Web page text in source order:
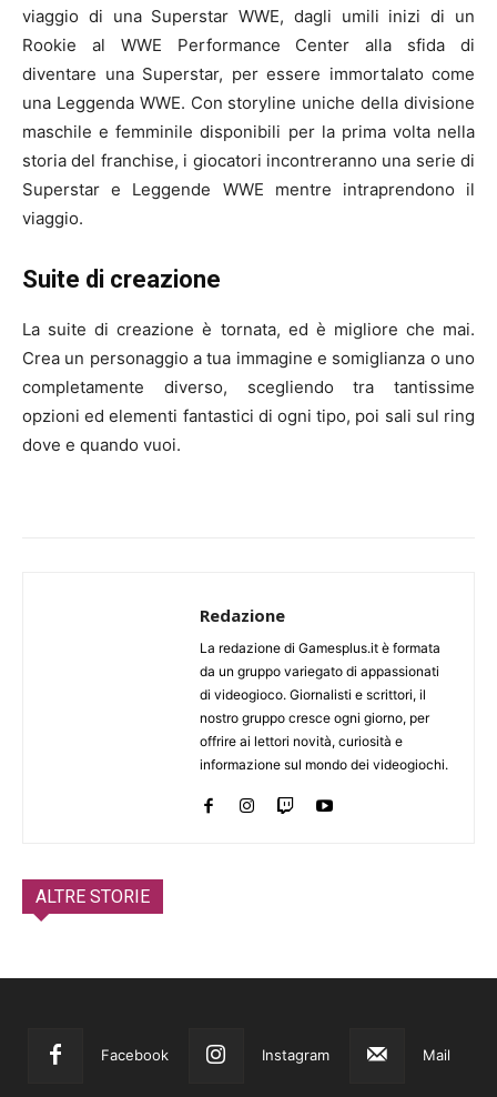
viaggio di una Superstar WWE, dagli umili inizi di un
Rookie al WWE Performance Center alla sfida di
diventare una Superstar, per essere immortalato come
una Leggenda WWE. Con storyline uniche della divisione
maschile e femminile disponibili per la prima volta nella
storia del franchise, i giocatori incontreranno una serie di
Superstar e Leggende WWE mentre intraprendono il
viaggio.
Suite di creazione
La suite di creazione è tornata, ed è migliore che mai.
Crea un personaggio a tua immagine e somiglianza o uno
completamente diverso, scegliendo tra tantissime
opzioni ed elementi fantastici di ogni tipo, poi sali sul ring
dove e quando vuoi.
Redazione
La redazione di Gamesplus.it è formata
da un gruppo variegato di appassionati
di videogioco. Giornalisti e scrittori, il
nostro gruppo cresce ogni giorno, per
offrire ai lettori novità, curiosità e
informazione sul mondo dei videogiochi.
ALTRE STORIE
Facebook Instagram Mail